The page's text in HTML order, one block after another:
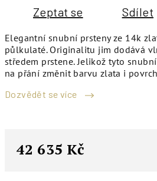
Elegantní snubní prsteny ze 14k
půlkulaté. Originalitu jim dodává
středem prstene. Jelikož tyto
na přání změnit barvu zlata i
Dozvědět se více
42 635 Kč
Zeptat se Sdílet